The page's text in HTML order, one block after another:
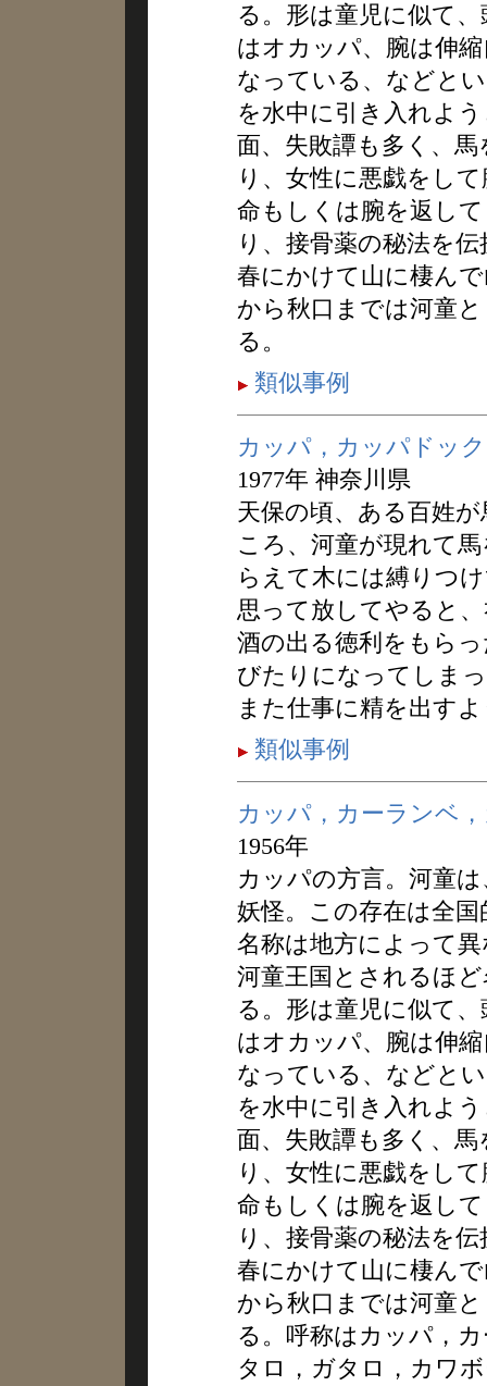
る。形は童児に似て
はオカッパ、腕は伸
なっている、などと
を水中に引き入れよ
面、失敗譚も多く、
り、女性に悪戯をし
命もしくは腕を返し
り、接骨薬の秘法を
春にかけて山に棲ん
から秋口までは河童
る。
類似事例
カッパ，カッパドッ
1977年 神奈川県
天保の頃、ある百姓
ころ、河童が現れて
らえて木には縛りつ
思って放してやると
酒の出る徳利をもら
びたりになってしま
また仕事に精を出す
類似事例
カッパ，カーランベ
1956年
カッパの方言。河童
妖怪。この存在は全
名称は地方によって
河童王国とされるほ
る。形は童児に似て
はオカッパ、腕は伸
なっている、などと
を水中に引き入れよ
面、失敗譚も多く、
り、女性に悪戯をし
命もしくは腕を返し
り、接骨薬の秘法を
春にかけて山に棲ん
から秋口までは河童
る。呼称はカッパ，
タロ，ガタロ，カワ